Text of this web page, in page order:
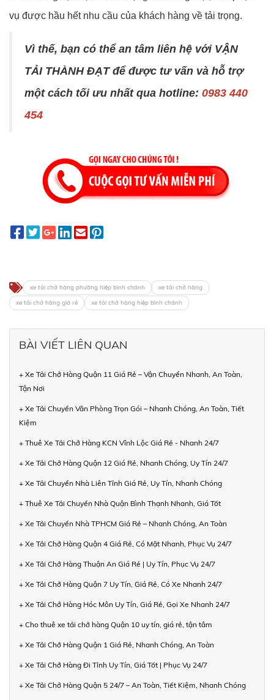
vụ được hầu hết nhu cầu của khách hàng về tải trọng.
Vì thế, bạn có thể an tâm liên hệ với VẬN
TẢI THÀNH ĐẠT để được tư vấn và hỗ trợ
một cách tối ưu nhất qua hotline: 0983 440
454
xe tải chở hàng phường hiệp bình chánh
xe tải chở hàng
xe tải chở hàng giá rẻ
xe tải chở hàng hiệp bình chánh
BÀI VIẾT LIÊN QUAN
+ Xe Tải Chở Hàng Quận 11 Giá Rẻ – Vận Chuyển Nhanh, An Toàn,
Tận Nơi
+ Xe Tải Chuyển Văn Phòng Trọn Gói – Nhanh Chóng, An Toàn, Tiết
Kiệm
+ Thuê Xe Tải Chở Hàng KCN Vĩnh Lộc Giá Rẻ - Nhanh 24/7
+ Xe Tải Chở Hàng Quận 12 Giá Rẻ, Nhanh Chóng, Uy Tín 24/7
+ Xe Tải Chuyển Nhà Liên Tỉnh Giá Rẻ, Uy Tín, Nhanh Chóng
+ Thuê Xe Tải Chuyển Nhà Quận Bình Thạnh Nhanh, Giá Tốt
+ Xe Tải Chuyển Nhà TPHCM Giá Rẻ – Nhanh Chóng, An Toàn
+ Xe Tải Chở Hàng Quận 4 Giá Rẻ, Có Mặt Nhanh, Phục Vụ 24/7
+ Xe Tải Chở Hàng Thuận An Giá Rẻ | Uy Tín, Phục Vụ 24/7
+ Xe Tải Chở Hàng Quận 7 Uy Tín, Giá Rẻ, Có Xe Nhanh 24/7
+ Xe Tải Chở Hàng Hóc Môn Uy Tín, Giá Rẻ, Gọi Xe Nhanh 24/7
+ Cho thuê xe tải chở hàng Quận 10 uy tín, giá rẻ, tận tâm
+ Xe Tải Chở Hàng Quận 1 Giá Rẻ, Nhanh Chóng, An Toàn
+ Xe Tải Chở Hàng Đi Tỉnh Uy Tín, Giá Tốt | Phục Vụ 24/7
+ Xe Tải Chở Hàng Quận 5 24/7 – An Toàn, Tiết Kiệm, Nhanh Chóng